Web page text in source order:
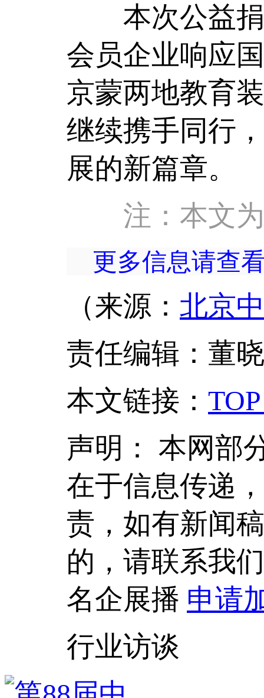
本次公益捐
会员企业响应
京蒙两地教育
继续携手同行
展的新篇章。
注：本文
更多信息请查
（来源： 北京
责任编辑：董
本文链接 ：
声明： 本网部
在于信息传递
责，如有新闻
的，请联系我
名企展播 申请
行业访谈